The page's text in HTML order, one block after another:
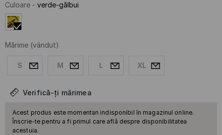
Culoare - verde-gălbui
Mărime (vândut)
S M L XL
Verifică-ți mărimea
Acest produs este momentan indisponibil în magazinul online.
Înscrie-te pentru a fi primul care află despre disponibilitatea
acestuia.